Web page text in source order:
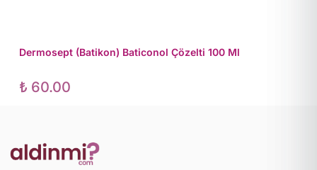
Dermosept (Batikon) Baticonol Çözelti 100 Ml
₺ 60.00